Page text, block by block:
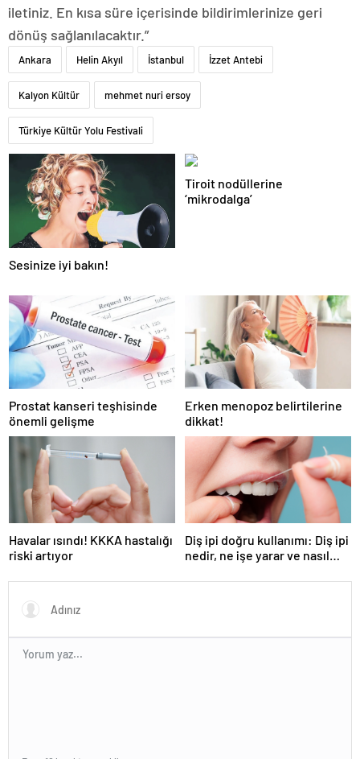
iletiniz. En kısa süre içerisinde bildirimlerinize geri
dönüş sağlanılacaktır.”
Ankara Helin Akyıl İstanbul İzzet Antebi
Kalyon Kültür mehmet nuri ersoy
Türkiye Kültür Yolu Festivali
Sesinize iyi bakın!
Tiroit nodüllerine
‘mikrodalga’
Prostat kanseri teşhisinde
önemli gelişme
Erken menopoz belirtilerine
dikkat!
Havalar ısındı! KKKA hastalığı
riski artıyor
Diş ipi doğru kullanımı: Diş ipi
nedir, ne işe yarar ve nasıl